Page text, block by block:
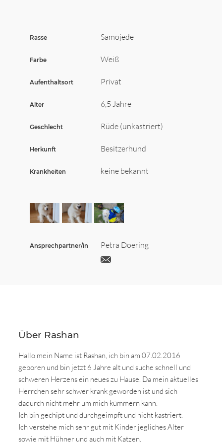
Rasse Samojede
Farbe Weiß
Aufenthaltsort Privat
Alter 6,5 Jahre
Geschlecht Rüde (unkastriert)
Herkunft Besitzerhund
Krankheiten keine bekannt
Ansprechpartner/in Petra Doering
Über Rashan
Hallo mein Name ist Rashan, ich bin am 07.02.2016
geboren und bin jetzt 6 Jahre alt und suche schnell und
schweren Herzens ein neues zu Hause. Da mein aktuelles
Herrchen sehr schwer krank geworden ist und sich
dadurch nicht mehr um mich kümmern kann.
Ich bin gechipt und durchgeimpft und nicht kastriert.
Ich verstehe mich sehr gut mit Kinder jegliches Alter
sowie mit Hühner und auch mit Katzen.